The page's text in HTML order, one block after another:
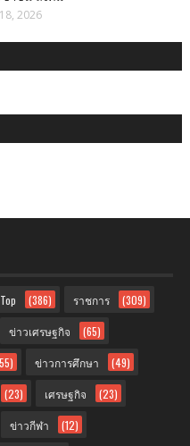
2026
Top (386) ราชการ (309)
ข่าวเศรษฐกิจ (65)
ข่าวการศึกษา (49)
(23) เศรษฐกิจ (23)
ข่าวกีฬา (12)